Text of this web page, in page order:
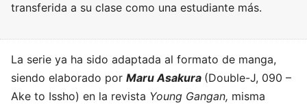
transferida a su clase como una estudiante más.
La serie ya ha sido adaptada al formato de manga,
siendo elaborado por Maru Asakura (Double-J, 090 –
Ake to Issho) en la revista Young Gangan, misma